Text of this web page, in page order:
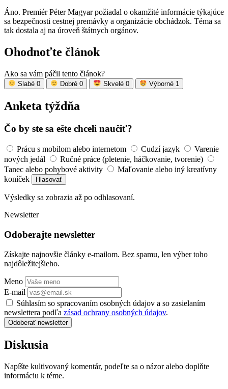
Áno. Premiér Péter Magyar požiadal o okamžité informácie týkajúce
sa bezpečnosti cestnej premávky a organizácie obchádzok. Téma sa
tak dostala aj na úroveň štátnych orgánov.
Ohodnoťte článok
Ako sa vám páčil tento článok?
Slabé 0 Dobré 0 Skvelé 0 Výborné 1
Anketa týždňa
Čo by ste sa ešte chceli naučiť?
Prácu s mobilom alebo internetom Cudzí jazyk
Varenie
nových jedál
Ručné práce (pletenie, háčkovanie, tvorenie)
Tanec alebo pohybové aktivity
Maľovanie alebo iný kreatívny
koníček
Hlasovať
Výsledky sa zobrazia až po odhlasovaní.
Newsletter
Odoberajte newsletter
Získajte najnovšie články e-mailom. Bez spamu, len výber toho
najdôležitejšieho.
Meno
E-mail
Súhlasím so spracovaním osobných údajov a so zasielaním
newslettera podľa zásad ochrany osobných údajov.
Odoberať newsletter
Diskusia
Napíšte kultivovaný komentár, podeľte sa o názor alebo doplňte
informáciu k téme.